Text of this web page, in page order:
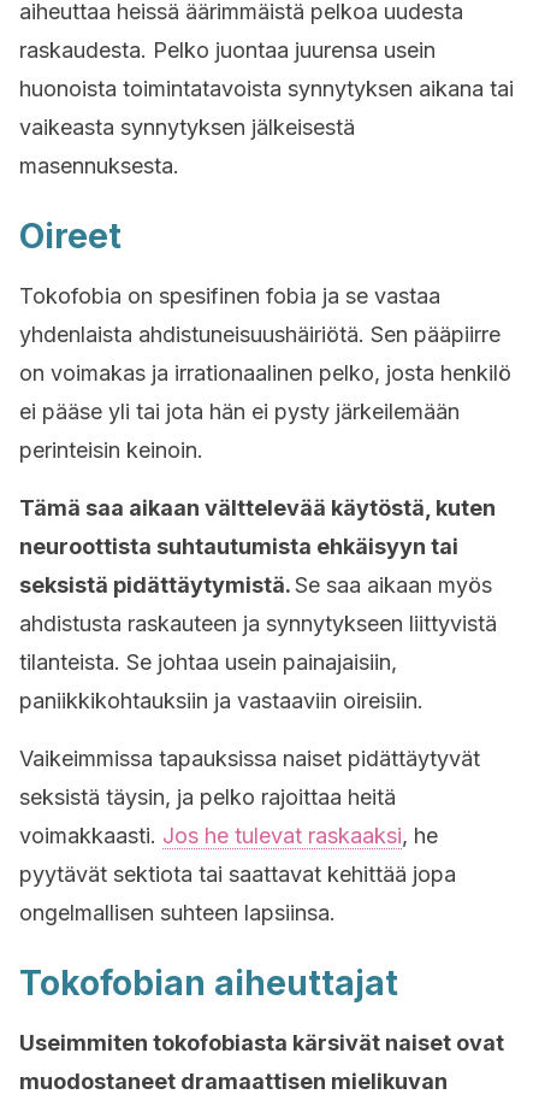
aiheuttaa heissä äärimmäistä pelkoa uudesta
raskaudesta. Pelko juontaa juurensa usein
huonoista toimintatavoista synnytyksen aikana tai
vaikeasta synnytyksen jälkeisestä
masennuksesta.
Oireet
Tokofobia on spesifinen fobia ja se vastaa
yhdenlaista ahdistuneisuushäiriötä. Sen pääpiirre
on voimakas ja irrationaalinen pelko, josta henkilö
ei pääse yli tai jota hän ei pysty järkeilemään
perinteisin keinoin.
Tämä saa aikaan välttelevää käytöstä, kuten
neuroottista suhtautumista ehkäisyyn tai
seksistä pidättäytymistä.Se saa aikaan myös
ahdistusta raskauteen ja synnytykseen liittyvistä
tilanteista. Se johtaa usein painajaisiin,
paniikkikohtauksiin ja vastaaviin oireisiin.
Vaikeimmissa tapauksissa naiset pidättäytyvät
seksistä täysin, ja pelko rajoittaa heitä
voimakkaasti. Jos he tulevat raskaaksi, he
pyytävät sektiota tai saattavat kehittää jopa
ongelmallisen suhteen lapsiinsa.
Tokofobian aiheuttajat
Useimmiten tokofobiasta kärsivät naiset ovat
muodostaneet dramaattisen mielikuvan